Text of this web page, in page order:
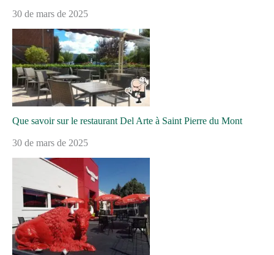
30 de mars de 2025
Que savoir sur le restaurant Del Arte à Saint Pierre du Mont
30 de mars de 2025